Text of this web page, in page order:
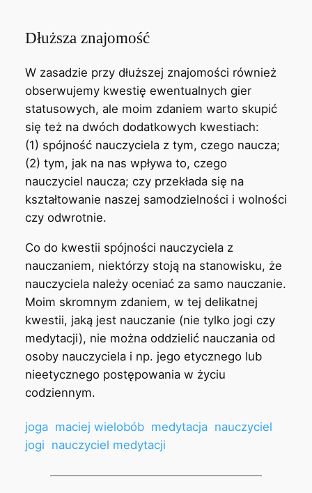
Dłuższa znajomość
W zasadzie przy dłuższej znajomości również
obserwujemy kwestię ewentualnych gier
statusowych, ale moim zdaniem warto skupić
się też na dwóch dodatkowych kwestiach:
(1) spójność nauczyciela z tym, czego naucza;
(2) tym, jak na nas wpływa to, czego
nauczyciel naucza; czy przekłada się na
kształtowanie naszej samodzielności i wolności
czy odwrotnie.
Co do kwestii spójności nauczyciela z
nauczaniem, niektórzy stoją na stanowisku, że
nauczyciela należy oceniać za samo nauczanie.
Moim skromnym zdaniem, w tej delikatnej
kwestii, jaką jest nauczanie (nie tylko jogi czy
medytacji), nie można oddzielić nauczania od
osoby nauczyciela i np. jego etycznego lub
nieetycznego postępowania w życiu
codziennym.
joga maciej wielobób medytacja nauczyciel
jogi nauczyciel medytacji